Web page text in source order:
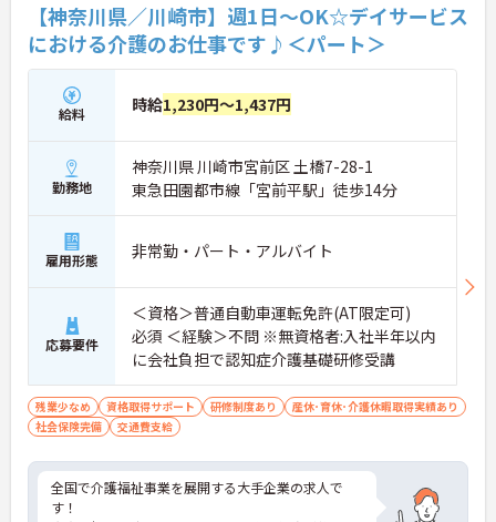
【神奈川県／川崎市】週1日～OK☆デイサービス
における介護のお仕事です♪＜パート＞
給料 時給1,230円～1,437円
勤務地
神奈川県 川崎市宮前区 土橋7-28-1
東急田園都市線「宮前平駅」徒歩14分
雇用形態 非常勤・パート・アルバイト
応募要件
＜資格＞普通自動車運転免許(AT限定可)
必須 ＜経験＞不問 ※無資格者:入社半年以内
に会社負担で認知症介護基礎研修受講
残業少なめ 資格取得サポート 研修制度あり
産休･育休･介護休暇取得実績あり
社会保険完備
交通費支給
全国で介護福祉事業を展開する大手企業の求人で
す！